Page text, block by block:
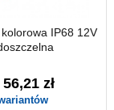
IP68 12V
zł